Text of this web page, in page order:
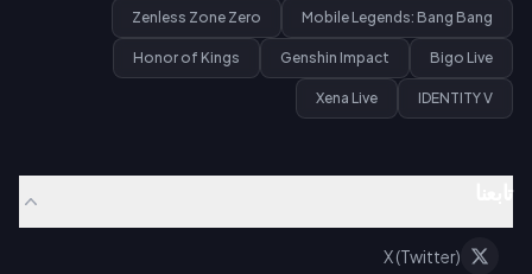
Mobile Legends: Bang Bang
Zenless Zone Zero
Bigo Live
Genshin Impact
Honor of Kings
IDENTITY V
Xena Live
X (Twitter)